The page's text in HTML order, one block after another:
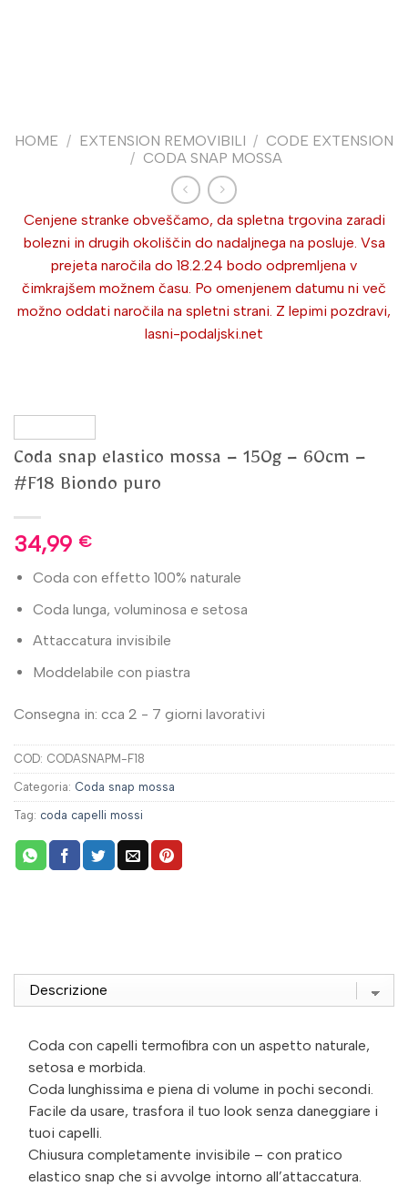
HOME / EXTENSION REMOVIBILI / CODE EXTENSION
/ CODA SNAP MOSSA
Cenjene stranke obveščamo, da spletna trgovina zaradi
bolezni in drugih okoliščin do nadaljnega na posluje. Vsa
prejeta naročila do 18.2.24 bodo odpremljena v
čimkrajšem možnem času. Po omenjenem datumu ni več
možno oddati naročila na spletni strani. Z lepimi pozdravi,
lasni-podaljski.net
Coda snap elastico mossa – 150g – 60cm –
#F18 Biondo puro
34,99 €
Coda con effetto 100% naturale
Coda lunga, voluminosa e setosa
Attaccatura invisibile
Moddelabile con piastra
Consegna in: cca 2 - 7 giorni lavorativi
COD: CODASNAPM-F18
Categoria: Coda snap mossa
Tag: coda capelli mossi
Coda con capelli termofibra con un aspetto naturale,
setosa e morbida.
Coda lunghissima e piena di volume in pochi secondi.
Facile da usare, trasfora il tuo look senza daneggiare i
tuoi capelli.
Chiusura completamente invisibile – con pratico
elastico snap che si avvolge intorno all’attaccatura.